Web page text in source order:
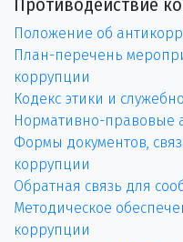
Противодействие
Положение об
План-перечень
коррупции
Кодекс этики и
Нормативно-правовые
Формы документов,
коррупции
Обратная связь для
Методическое
коррупции